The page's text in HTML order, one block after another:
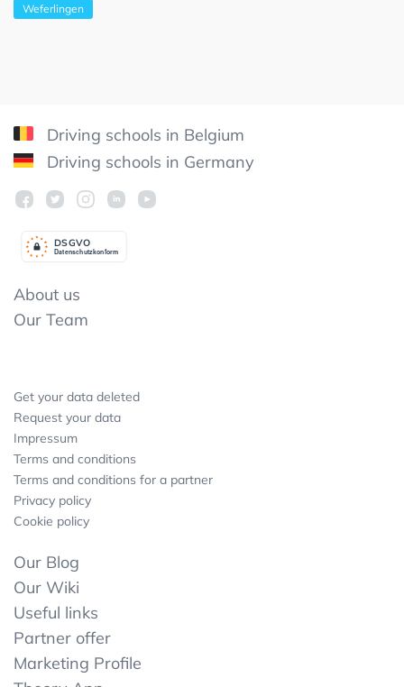
Weferlingen
Driving schools in Belgium
Driving schools in Germany
Datenschutzkonform
DSGVO
About us
Our Team
Get your data deleted
Request your data
Impressum
Terms and conditions
Terms and conditions for a partner
Privacy policy
Cookie policy
Our Blog
Our Wiki
Useful links
Partner offer
Marketing Profile